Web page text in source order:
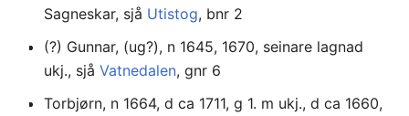
Sagneskar, sjå Utistog, bnr 2
(?) Gunnar, (ug?), n 1645, 1670, seinare lagnad
ukj., sjå Vatnedalen, gnr 6
Torbjørn, n 1664, d ca 1711, g 1. m ukj., d ca 1660,